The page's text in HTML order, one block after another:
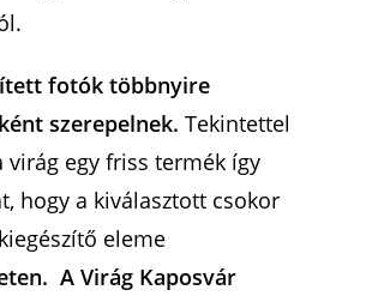
fotók többnyire
szerepelnek. Tekintettel
virág egy friss termék így
hogy a kiválasztott csokor
eleme
A Virág Kaposvár